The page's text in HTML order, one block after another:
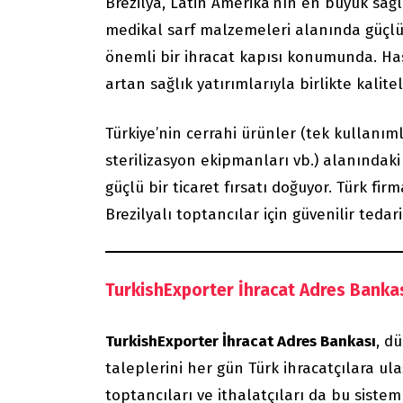
medikal sarf malzemeleri alanında
önemli bir ihracat kapısı konumunda.
artan sağlık yatırımlarıyla birlikte
Türkiye’nin cerrahi ürünler (tek
sterilizasyon ekipmanları vb.)
güçlü bir ticaret fırsatı doğuyor. Türk
Brezilyalı toptancılar için güvenilir
TurkishExporter İhracat Adres
TurkishExporter İhracat Adres Bankası,
taleplerini her gün Türk ihracatçılara
toptancıları ve ithalatçıları da bu